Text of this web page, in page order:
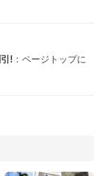
! ：ページトップに